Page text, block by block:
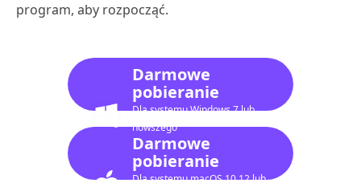
program, aby rozpocząć.
Darmowe
pobieranie
Dla systemu Windows 7 lub
nowszego
Darmowe
pobieranie
Dla systemu macOS 10.12 lub